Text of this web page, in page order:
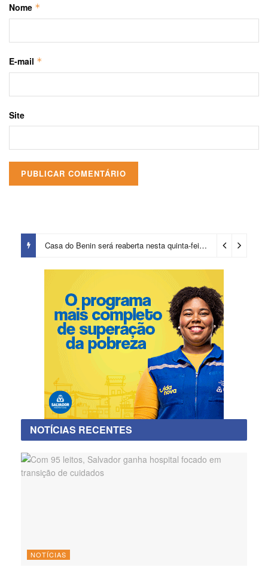
Nome *
E-mail *
Site
Casa do Benin será reaberta nesta quinta-feira (6) 1 dia ago
NOTÍCIAS RECENTES
NOTÍCIAS